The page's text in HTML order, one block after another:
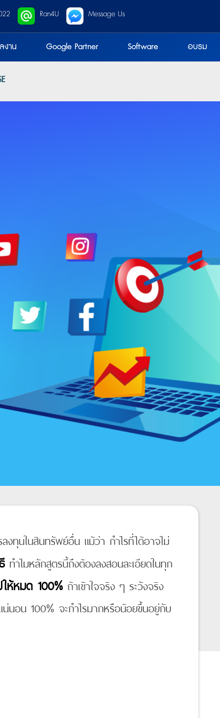
Ran4U Message Us
งาน Google Partner Software อบรม
งทุนในสินทรัพย์อื่น แม้ว่า กำไรที่ได้อาจไม่
ทำไมหลักสูตรนี้ถึงต้องลงสอนละเอียดในทุก
ห้หมด 100% ถ้าเข้าใจจริง ๆ ระวังจริง
น่นอน 100% จะกำไรมากหรือน้อยขึ้นอยู่กับ